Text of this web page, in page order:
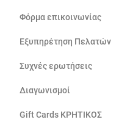
Φόρμα επικοινωνίας
Εξυπηρέτηση Πελατών
Συχνές ερωτήσεις
Διαγωνισμοί
Gift Cards ΚΡΗΤΙΚΟΣ